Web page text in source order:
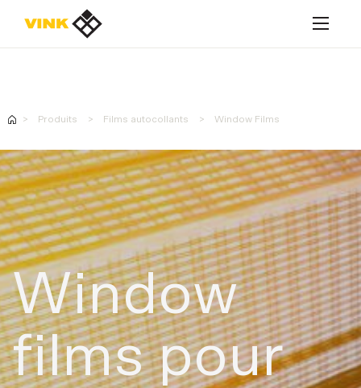
MyVink magasin en ligne
Produits
Matériaux
Services
Applications
A propos de Vink
Contactez-nous
Produits Films autocollants Window Films
Window
films pour